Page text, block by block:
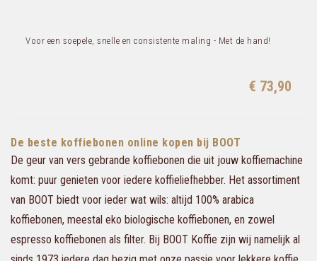
Voor een soepele, snelle en consistente maling - Met de hand!
€ 73,90
De beste koffiebonen online kopen bij BOOT
De geur van vers gebrande koffiebonen die uit jouw koffiemachine
komt: puur genieten voor iedere koffieliefhebber. Het assortiment
van BOOT biedt voor ieder wat wils: altijd 100% arabica
koffiebonen, meestal eko biologische koffiebonen, en zowel
espresso koffiebonen als filter. Bij BOOT Koffie zijn wij namelijk al